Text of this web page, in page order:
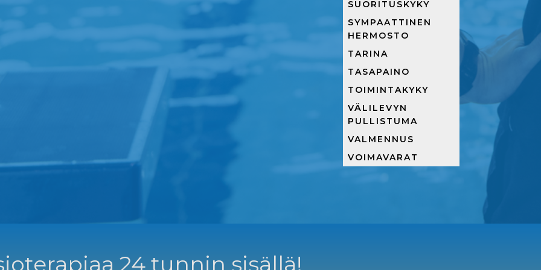
SUORITUSKYKY
SYMPAATTINEN
HERMOSTO
TARINA
TASAPAINO
TOIMINTAKYKY
VÄLILEVYN
PULLISTUMA
VALMENNUS
VOIMAVARAT
24 tunnin sisällä!